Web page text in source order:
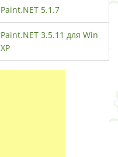
Paint.NET 5.1.7
Paint.NET 3.5.11 для Win
XP